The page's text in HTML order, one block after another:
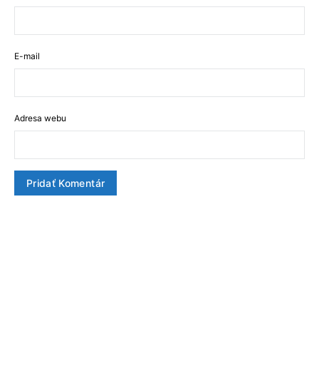
E-mail
Adresa webu